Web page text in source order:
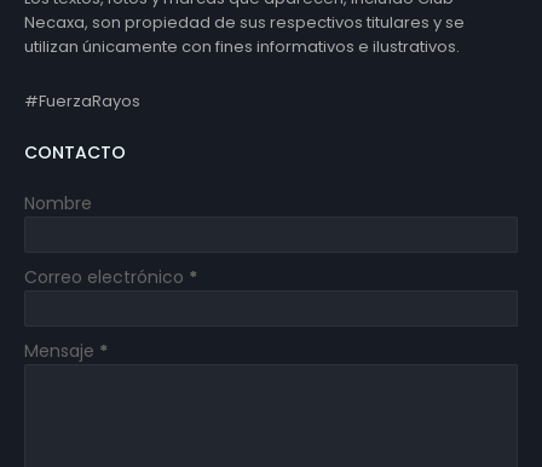
Necaxa, son propiedad de sus respectivos titulares y se
utilizan únicamente con fines informativos e ilustrativos.
#FuerzaRayos
CONTACTO
Nombre
Correo electrónico *
Mensaje *